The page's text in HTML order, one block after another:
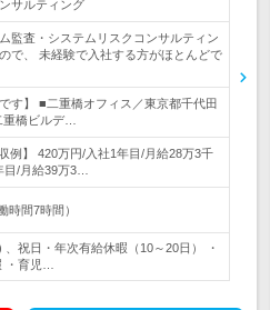
サルティング
監査・システムリスクコンサルティン
で、 未経験で入社する方がほとんどで
す】 ■二重橋オフィス／東京都千代田
橋ビルデ…
例】 420万円/入社1年目/月給28万3千
目/月給39万3…
時間7時間）
、祝日・年次有給休暇（10～20日） ・
・育児…